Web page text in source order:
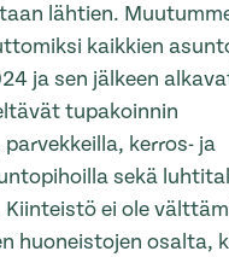
lähtien.
kaikkien
ja sen jälkeen
tupakoinnin
kerros- ja
sekä
ei ole
huoneistojen osalta,